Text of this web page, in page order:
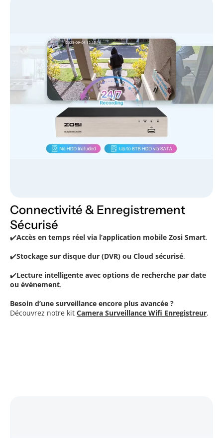
Connectivité & Enregistrement
Sécurisé
✔️Accès en temps réel via l’application mobile Zosi Smart.
✔️Stockage sur disque dur (DVR) ou Cloud sécurisé.
✔️Lecture intelligente avec options de recherche par date
ou événement.
Besoin d’une surveillance encore plus avancée ?
Découvrez notre kit Camera Surveillance Wifi Enregistreur.